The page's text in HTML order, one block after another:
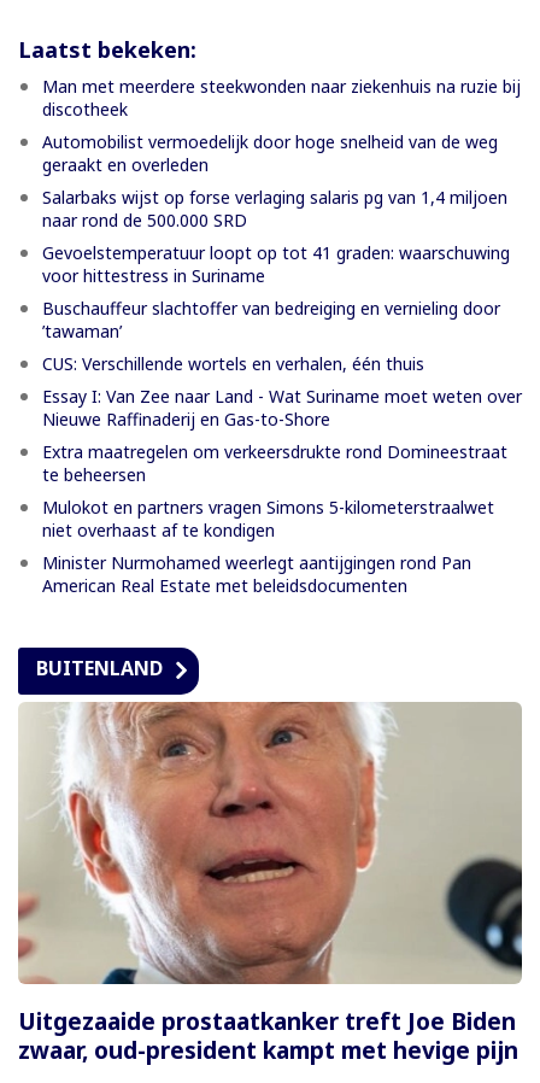
Laatst bekeken:
Man met meerdere steekwonden naar ziekenhuis na ruzie bij
discotheek
Automobilist vermoedelijk door hoge snelheid van de weg
geraakt en overleden
Salarbaks wijst op forse verlaging salaris pg van 1,4 miljoen
naar rond de 500.000 SRD
Gevoelstemperatuur loopt op tot 41 graden: waarschuwing
voor hittestress in Suriname
Buschauffeur slachtoffer van bedreiging en vernieling door
’tawaman’
CUS: Verschillende wortels en verhalen, één thuis
Essay I: Van Zee naar Land - Wat Suriname moet weten over
Nieuwe Raffinaderij en Gas-to-Shore
Extra maatregelen om verkeersdrukte rond Domineestraat
te beheersen
Mulokot en partners vragen Simons 5-kilometerstraalwet
niet overhaast af te kondigen
Minister Nurmohamed weerlegt aantijgingen rond Pan
American Real Estate met beleidsdocumenten
BUITENLAND
Uitgezaaide prostaatkanker treft Joe Biden
zwaar, oud-president kampt met hevige pijn